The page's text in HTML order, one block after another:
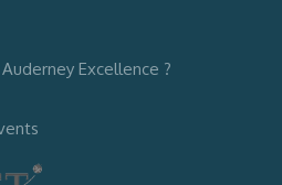
Excellence ?